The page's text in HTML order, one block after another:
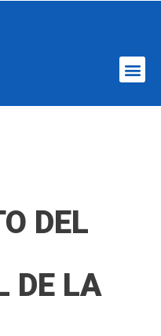
DEL
DE LA